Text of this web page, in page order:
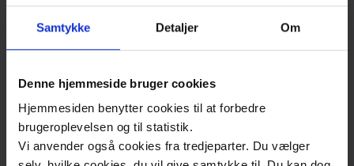
Samtykke Detaljer Om
Denne hjemmeside bruger cookies
Hjemmesiden benytter cookies til at forbedre
brugeroplevelsen og til statistik.
Vi anvender også cookies fra tredjeparter. Du vælger
indsatser. Find vores rapporter og evalueringer
her.